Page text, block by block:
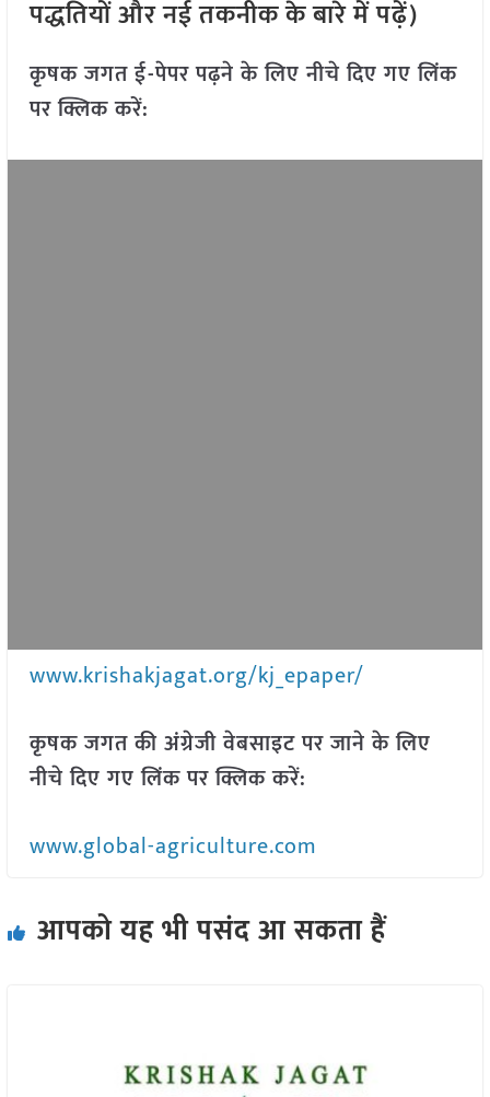
पद्धतियों और नई तकनीक के बारे में पढ़ें)
कृषक जगत ई-पेपर पढ़ने के लिए नीचे दिए गए लिंक
पर क्लिक करें:
www.krishakjagat.org/kj_epaper/
कृषक जगत की अंग्रेजी वेबसाइट पर जाने के लिए
नीचे दिए गए लिंक पर क्लिक करें:
www.global-agriculture.com
आपको यह भी पसंद आ सकता हैं